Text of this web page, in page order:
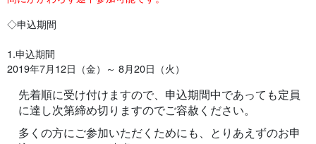
◇申込期間
1.申込期間
2019年7月12日（金）～ 8月20日（火）
先着順に受け付けますので、申込期間中であっても定員
に達し次第締め切りますのでご容赦ください。
多くの方にご参加いただくためにも、とりあえずのお申